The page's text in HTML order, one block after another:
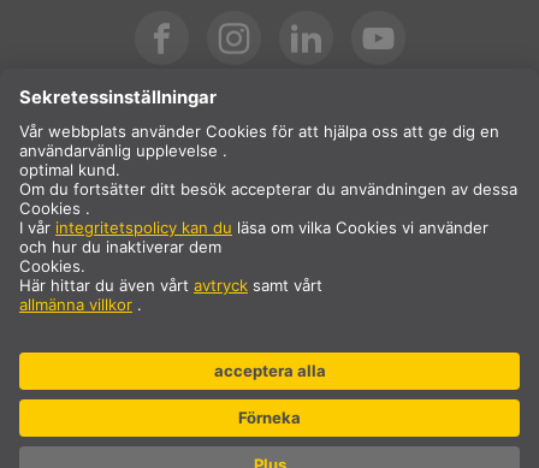
Internationell
SV
* Priset är exklusive moms och frakt, som tillkommer vid köp.
** Angivna värden är genomsnittliga leveranstider och avser
standardleveranser i fastlands-Europa och förutsatt att
© SLV Tyskland 2026. Alla rättigheter förbehållna
Inställningar för cookies
Datasekretess